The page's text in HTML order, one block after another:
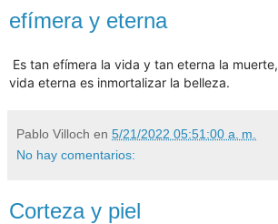
efímera y eterna
Es tan efímera la vida y tan eterna la muerte,
vida eterna es inmortalizar la belleza.
Pablo Villoch en 5/21/2022 05:51:00 a. m.
No hay comentarios:
Corteza y piel